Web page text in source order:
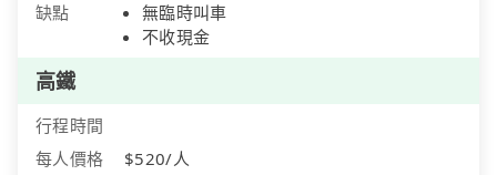
缺點
無臨時叫車
不收現金
高鐵
行程時間
每人價格
$520/人